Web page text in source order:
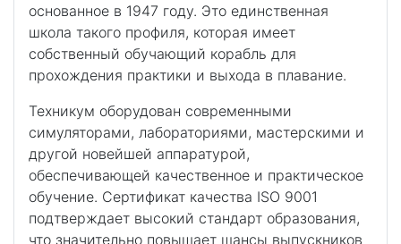
основанное в 1947 году. Это единственная
школа такого профиля, которая имеет
собственный обучающий корабль для
прохождения практики и выхода в плавание.
Техникум оборудован современными
симуляторами, лабораториями, мастерскими и
другой новейшей аппаратурой,
обеспечивающей качественное и практическое
обучение. Сертификат качества ISO 9001
подтверждает высокий стандарт образования,
что значительно повышает шансы выпускников